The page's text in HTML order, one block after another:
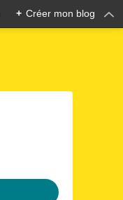
+ Créer mon blog